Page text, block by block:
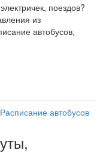
поездов?
из
автобусов,
Расписание автобусов